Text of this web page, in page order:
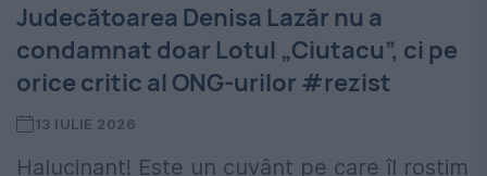
Judecătoarea Denisa Lazăr nu a
condamnat doar Lotul „Ciutacu”, ci pe
orice critic al ONG-urilor #rezist
13 IULIE 2026
Halucinant! Este un cuvânt pe care îl rostim